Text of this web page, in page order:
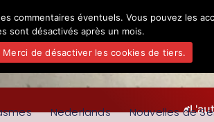
Nederlands Nouvelles de
commentaires éventuels. Vous pouvez les
sont désactivés après un mois.
Merci de désactiver les cookies de tiers.